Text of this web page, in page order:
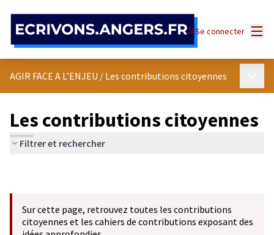
Se connecter
AGIR FACE A L’ENJEU / Les contributions citoyennes
Les contributions citoyennes
Filtrer et rechercher
Sur cette page, retrouvez toutes les contributions
citoyennes et les cahiers de contributions exposant des